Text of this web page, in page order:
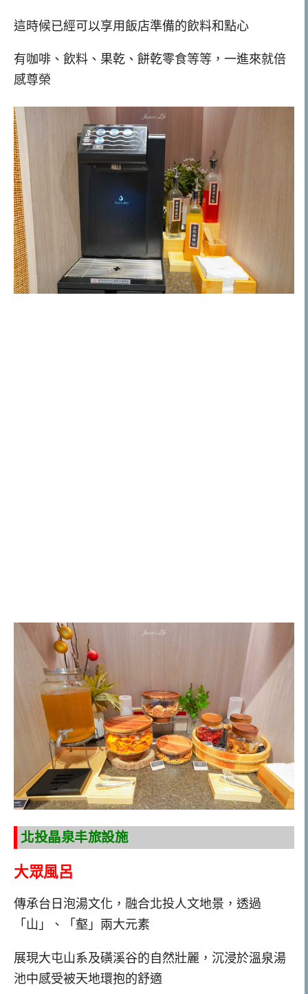
這時候已經可以享用飯店準備的飲料和點心
有咖啡、飲料、果乾、餅乾零食等等，一進來就倍
感尊榮
北投晶泉丰旅設施
大眾風呂
傳承台日泡湯文化，融合北投人文地景，透過
「山」、「壑」兩大元素
展現大屯山系及磺溪谷的自然壯麗，沉浸於溫泉湯
池中感受被天地環抱的舒適